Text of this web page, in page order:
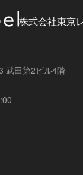
株式会社東京
武田第2ビル4階